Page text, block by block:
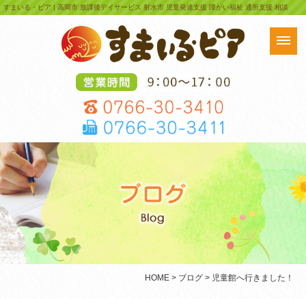
すまいる・ピア | 高岡市 放課後デイサービス 射水市 児童発達支援 障がい福祉 通所支援 相談
HOME > ブログ > 児童館へ行きました！